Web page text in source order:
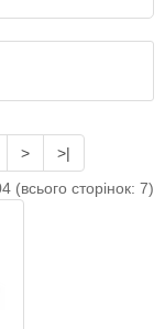
>
>|
(всього сторінок: 7)